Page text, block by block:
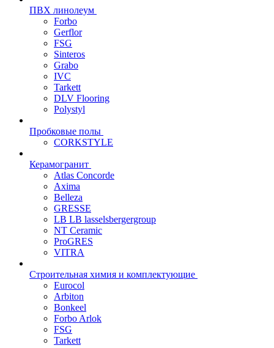
ПВХ линолеум
Forbo
Gerflor
FSG
Sinteros
Grabo
IVC
Tarkett
DLV Flooring
Polystyl
Пробковые полы
CORKSTYLE
Керамогранит
Atlas Concorde
Axima
Belleza
GRESSE
LB LB lasselsbergergroup
NT Ceramic
ProGRES
VITRA
Строительная химия и комплектующие
Eurocol
Arbiton
Bonkeel
Forbo Arlok
FSG
Tarkett